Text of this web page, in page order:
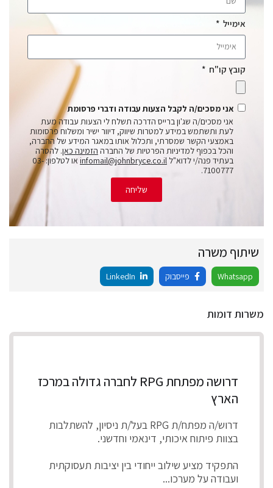
אימייל
קובץ קו"ח
אני מסכים/ה לקבל הצעות עבודה ודברי פרסומת
אני מסכים/ה שג'ון ברייס הדרכה תשלח לי הצעות עבודה מעת
לעת ותשתמש במידע למטרות שיווק, דיוור ישיר ומשלוח פרסומות
באמצעי הקשר שמסרתי, ותכלול אותו במאגר המידע של החברה,
והכל בכפוף למדיניות הפרטיות של החברה הזמינה כאן. להסרה
בעתיד פנה/י לדוא"ל infomail@johnbryce.co.il
או לטלפון: 03-
7100777.
שליחה
שיתוף משרה
Whatsapp פייסבוק
משרות דומות
דרושה מפתחת RPG לחברה גדולה במרכז
הארץ
דרוש/ה מפתח/ת RPG בעל/ת ניסיון, להשתלבות
בצוות פיתוח איכותי, דינאמי וחדשני.
התפקיד מציע שילוב ייחודי בין יציבות תעסוקתית
ועבודה על מערכו...